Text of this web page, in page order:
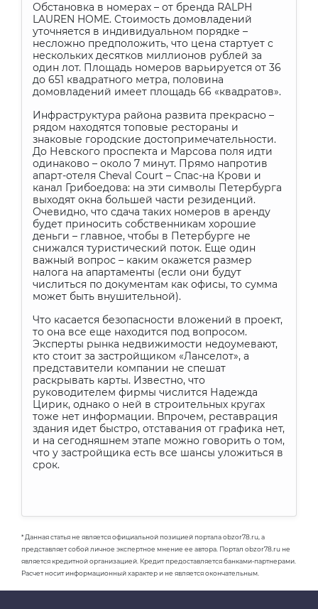
Обстановка в номерах – от бренда RALPH
LAUREN HOME. Стоимость домовладений
уточняется в индивидуальном порядке –
несложно предположить, что цена стартует с
нескольких десятков миллионов рублей за
один лот. Площадь номеров варьируется от 36
до 651 квадратного метра, половина
домовладений имеет площадь 66 «квадратов».
Инфраструктура района развита прекрасно –
рядом находятся топовые рестораны и
знаковые городские достопримечательности.
До Невского проспекта и Марсова поля идти
одинаково – около 7 минут. Прямо напротив
апарт-отеля Cheval Court – Спас-на Крови и
канал Грибоедова: на эти символы Петербурга
выходят окна большей части резиденций.
Очевидно, что сдача таких номеров в аренду
будет приносить собственникам хорошие
деньги – главное, чтобы в Петербурге не
снижался туристический поток. Еще один
важный вопрос – каким окажется размер
налога на апартаменты (если они будут
числиться по документам как офисы, то сумма
может быть внушительной).
Что касается безопасности вложений в проект,
то она все еще находится под вопросом.
Эксперты рынка недвижимости недоумевают,
кто стоит за застройщиком «Ланселот», а
представители компании не спешат
раскрывать карты. Известно, что
руководителем фирмы числится Надежда
Цирик, однако о ней в строительных кругах
тоже нет информации. Впрочем, реставрация
здания идет быстро, отставания от графика нет,
и на сегодняшнем этапе можно говорить о том,
что у застройщика есть все шансы уложиться в
срок.
* Данная статья не является официальной позицией портала obzor78.ru, а
представляет собой личное экспертное мнение ее автора. Портал obzor78.ru не
является кредитной организацией. Кредит предоставляется банками-партнерами.
Расчет носит информационный характер и не является окончательным.